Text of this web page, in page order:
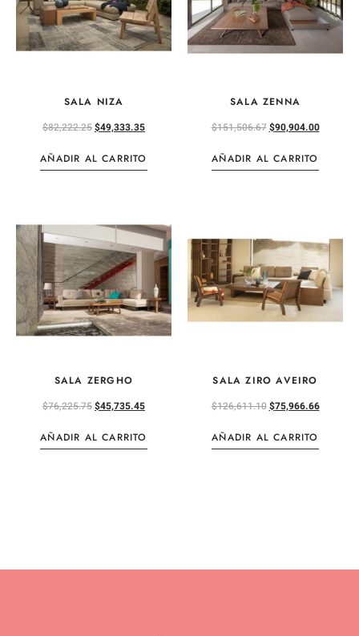
SALA NIZA
$82,222.25$49,333.35
AÑADIR AL CARRITO
SALA ZENNA
$151,506.67$90,904.00
AÑADIR AL CARRITO
SALA ZERGHO
$76,225.75$45,735.45
AÑADIR AL CARRITO
SALA ZIRO AVEIRO
$126,611.10$75,966.66
AÑADIR AL CARRITO